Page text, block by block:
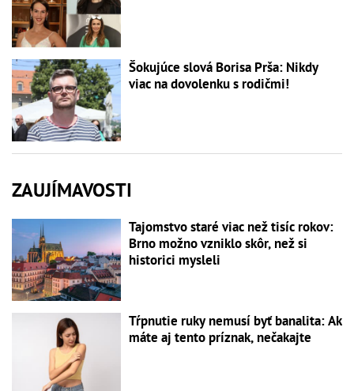
Šokujúce slová Borisa Prša: Nikdy
viac na dovolenku s rodičmi!
ZAUJÍMAVOSTI
Tajomstvo staré viac než tisíc rokov:
Brno možno vzniklo skôr, než si
historici mysleli
Tŕpnutie ruky nemusí byť banalita: Ak
máte aj tento príznak, nečakajte